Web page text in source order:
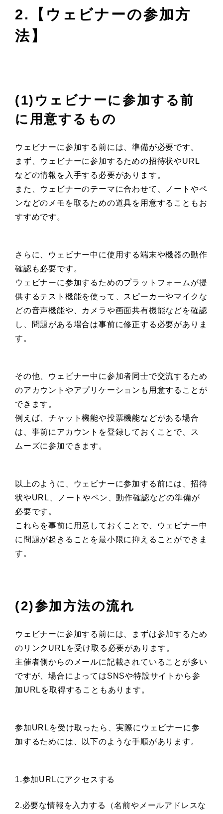
2.【ウェビナーの参加方
法】
(1)ウェビナーに参加する前
に用意するもの
ウェビナーに参加する前には、準備が必要です。
まず、ウェビナーに参加するための招待状やURL
などの情報を入手する必要があります。
また、ウェビナーのテーマに合わせて、ノートやペ
ンなどのメモを取るための道具を用意することもお
すすめです。
さらに、ウェビナー中に使用する端末や機器の動作
確認も必要です。
ウェビナーに参加するためのプラットフォームが提
供するテスト機能を使って、スピーカーやマイクな
どの音声機能や、カメラや画面共有機能などを確認
し、問題がある場合は事前に修正する必要がありま
す。
その他、ウェビナー中に参加者同士で交流するため
のアカウントやアプリケーションも用意することが
できます。
例えば、チャット機能や投票機能などがある場合
は、事前にアカウントを登録しておくことで、ス
ムーズに参加できます。
以上のように、ウェビナーに参加する前には、招待
状やURL、ノートやペン、動作確認などの準備が
必要です。
これらを事前に用意しておくことで、ウェビナー中
に問題が起きることを最小限に抑えることができま
す。
(2)参加方法の流れ
ウェビナーに参加する前には、まずは参加するため
のリンクURLを受け取る必要があります。
主催者側からのメールに記載されていることが多い
ですが、場合によってはSNSや特設サイトから参
加URLを取得することもあります。
参加URLを受け取ったら、実際にウェビナーに参
加するためには、以下のような手順があります。
1.参加URLにアクセスする
2.必要な情報を入力する（名前やメールアドレスな